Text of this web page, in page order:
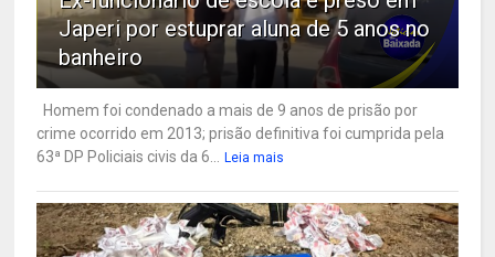
Japeri por estuprar aluna de 5 anos no
banheiro
Homem foi condenado a mais de 9 anos de prisão por
crime ocorrido em 2013; prisão definitiva foi cumprida pela
63ª DP Policiais civis da 6...
Leia mais